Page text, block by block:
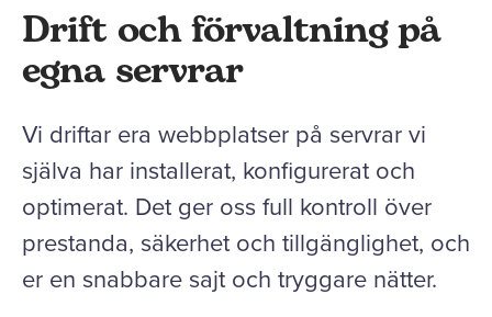
Drift och förvaltning på
egna servrar
Vi driftar era webbplatser på servrar vi
själva har installerat, konfigurerat och
optimerat. Det ger oss full kontroll över
prestanda, säkerhet och tillgänglighet, och
er en snabbare sajt och tryggare nätter.